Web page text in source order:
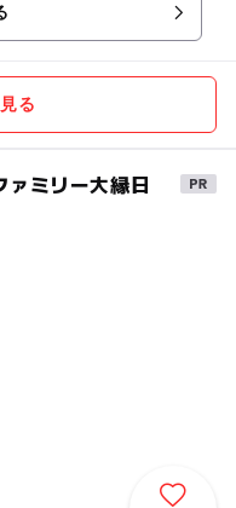
る
ミリー大縁日